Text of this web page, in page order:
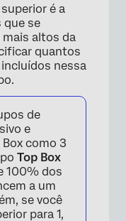
é a
que se
altos da
quantos
nessa
de
e
como 3
Top Box
100% dos
a um
se você
para 1,